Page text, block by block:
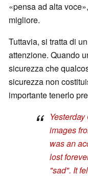
«pensa ad alta
migliore.
Tuttavia, si tratta di
attenzione. Quando
sicurezza che
sicurezza non
importante tenerlo
images
was an
lost
"sad". It